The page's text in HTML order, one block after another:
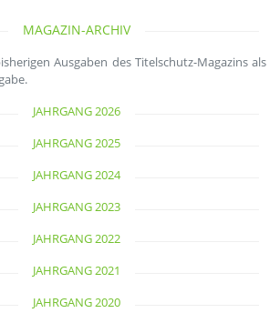
MAGAZIN-ARCHIV
Ausgaben des Titelschutz-Magazins als
JAHRGANG 2026
JAHRGANG 2025
JAHRGANG 2024
JAHRGANG 2023
JAHRGANG 2022
JAHRGANG 2021
JAHRGANG 2020